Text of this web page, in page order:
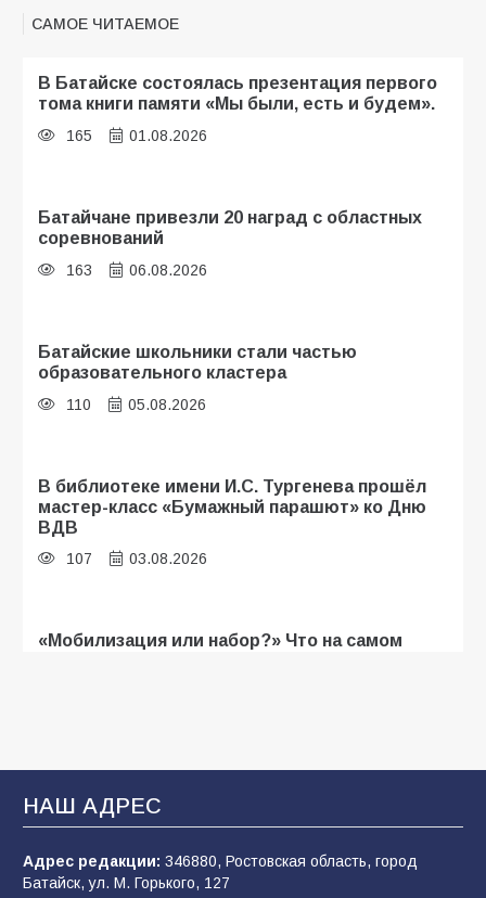
САМОЕ ЧИТАЕМОЕ
В Батайске состоялась презентация первого
тома книги памяти «Мы были, есть и будем».
165 01.08.2026
Батайчане привезли 20 наград с областных
соревнований
163 06.08.2026
Батайские школьники стали частью
образовательного кластера
110 05.08.2026
В библиотеке имени И.С. Тургенева прошёл
мастер-класс «Бумажный парашют» ко Дню
ВДВ
107 03.08.2026
«Мобилизация или набор?» Что на самом
В Батайске продолжаются дорожные работы
101 04.08.2026
НАШ АДРЕС
Адрес редакции: 346880, Ростовская область, город
Батайск, ул. М. Горького, 127